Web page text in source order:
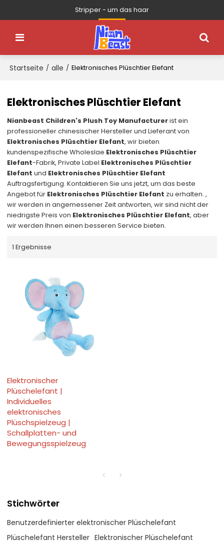
Stripper - um das haar
Startseite / alle / Elektronisches Plüschtier Elefant
Elektronisches Plüschtier Elefant
Nianbeast Children's Plush Toy Manufacturerist ein
professioneller chinesischer Hersteller und Lieferant von
Elektronisches Plüschtier Elefant, wir bieten
kundenspezifische Wholeslae Elektronisches Plüschtier
Elefant-Fabrik, Private Label Elektronisches Plüschtier
Elefant und Elektronisches Plüschtier Elefant
Auftragsfertigung. Kontaktieren Sie uns jetzt, um das beste
Angebot für Elektronisches Plüschtier Elefant zu erhalten. ,
wir werden in angemessener Zeit antworten, wir sind nicht der
niedrigste Preis von Elektronisches Plüschtier Elefant, aber
wir werden Ihnen einen besseren Service bieten.
1 Ergebnisse
Elektronischer
Plüschelefant |
Individuelles
elektronisches
Plüschspielzeug |
Schallplatten- und
Bewegungsspielzeug
Stichwörter
Benutzerdefinierter elektronischer Plüschelefant
Plüschelefant Hersteller Elektronischer Plüschelefant